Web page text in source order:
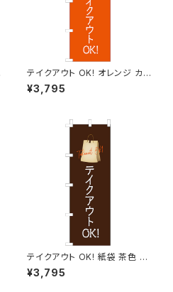
テイクアウト OK! オレンジ カフ
ェ コーヒー のぼり旗
¥3,795
テイクアウト OK! 紙袋 茶色 の
ぼり旗
¥3,795